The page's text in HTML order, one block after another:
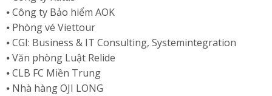
⦁ Công ty Bảo hiểm AOK
⦁ Phòng vé Viettour
⦁ CGI: Business & IT Consulting, Systemintegration
⦁ Văn phòng Luật Relide
⦁ CLB FC Miền Trung
⦁ Nhà hàng OJI LONG